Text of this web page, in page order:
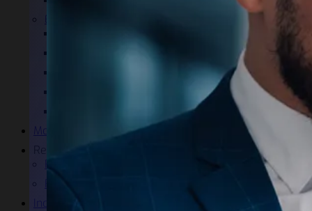
Illuminazione industriale
Illuminazione uffici
Illuminazione aree urbane
Monitoraggio
Referenze
Referenze Power Quality
Incentivi